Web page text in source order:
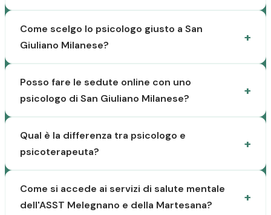
Come scelgo lo psicologo giusto a San
Giuliano Milanese?
Posso fare le sedute online con uno
psicologo di San Giuliano Milanese?
Qual è la differenza tra psicologo e
psicoterapeuta?
Come si accede ai servizi di salute mentale
dell'ASST Melegnano e della Martesana?